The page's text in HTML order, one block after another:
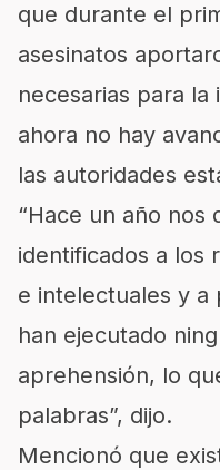
que durante el
asesinatos
necesarias para
ahora no hay
las autoridades
“Hace un año nos
identificados a los
e intelectuales y a
han ejecutado
aprehensión, lo
palabras”, dijo.
Mencionó que